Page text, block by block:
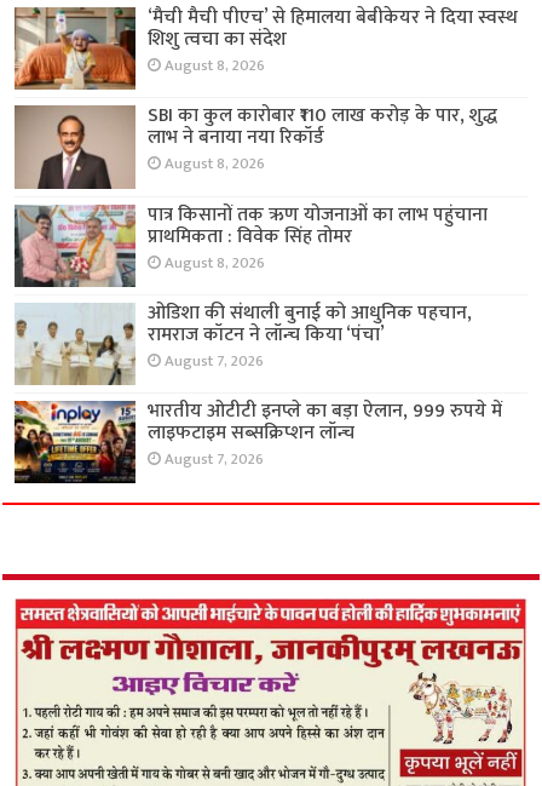
‘मैची मैची पीएच’ से हिमालया बेबीकेयर ने दिया स्वस्थ
शिशु त्वचा का संदेश
August 8, 2026
SBI का कुल कारोबार ₹110 लाख करोड़ के पार, शुद्ध
लाभ ने बनाया नया रिकॉर्ड
August 8, 2026
पात्र किसानों तक ऋण योजनाओं का लाभ पहुंचाना
प्राथमिकता : विवेक सिंह तोमर
August 8, 2026
ओडिशा की संथाली बुनाई को आधुनिक पहचान,
रामराज कॉटन ने लॉन्च किया ‘पंचा’
August 7, 2026
भारतीय ओटीटी इनप्ले का बड़ा ऐलान, 999 रुपये में
लाइफटाइम सब्सक्रिप्शन लॉन्च
August 7, 2026